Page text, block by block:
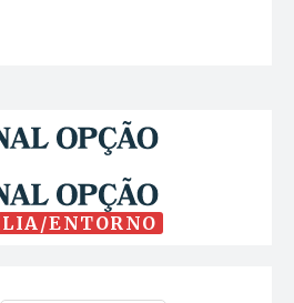
ENTORNO